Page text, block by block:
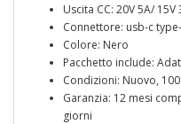
Uscita CC: 20V 5A/
Connettore: usb-c
Colore: Nero
Pacchetto include:
Condizioni: Nuovo,
Garanzia: 12 mesi
giorni